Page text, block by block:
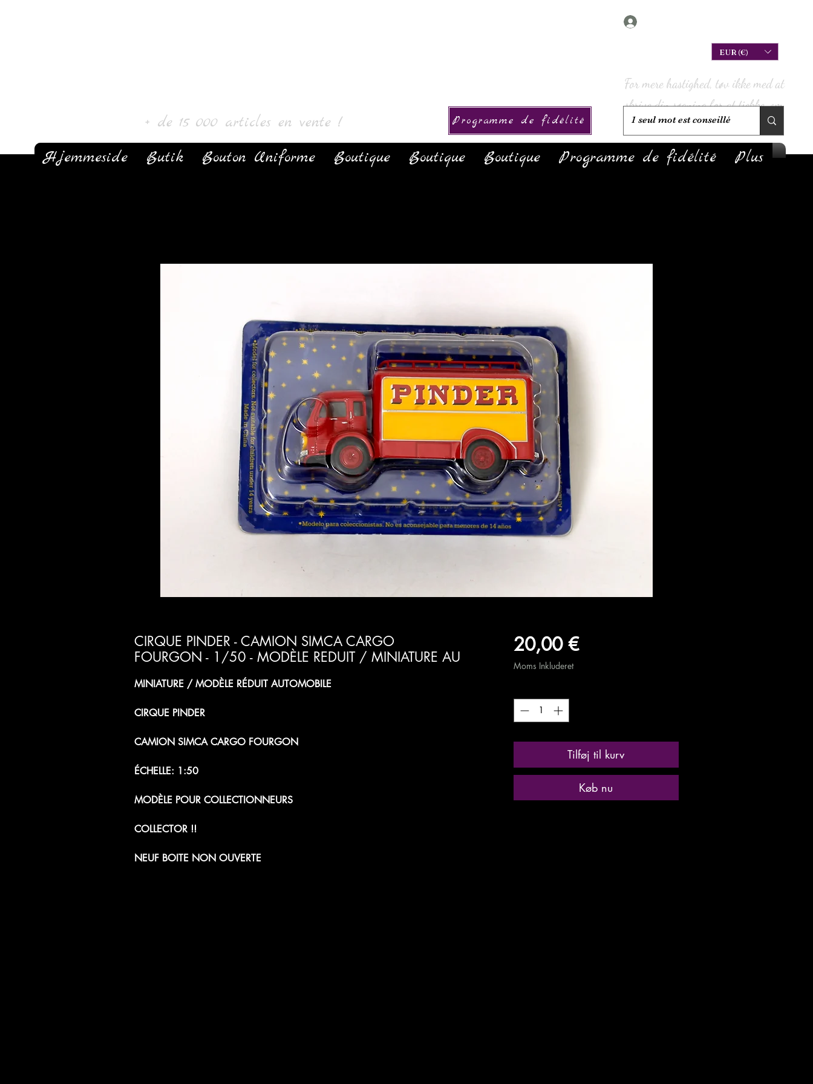
EUR (€)
+ de 15 000 articles en vente ! Programme de fidélité
Hjemmeside Butik Bouton Uniforme Boutique Boutique Boutique Programme de fidélité Plus
CIRQUE PINDER - CAMION SIMCA CARGO
FOURGON - 1/50 - MODÈLE REDUIT / MINIATURE AU
MINIATURE / MODÈLE RÉDUIT AUTOMOBILE
CIRQUE PINDER
CAMION SIMCA CARGO FOURGON
ÉCHELLE: 1:50
MODÈLE POUR COLLECTIONNEURS
COLLECTOR !!
NEUF BOITE NON OUVERTE
20,00 €Pris
Moms Inkluderet
Tilføj til kurv
Køb nu
For mere hastighed, tøv ikke med at
skrive din søgning for at tjekke, om
vi har den på lager!